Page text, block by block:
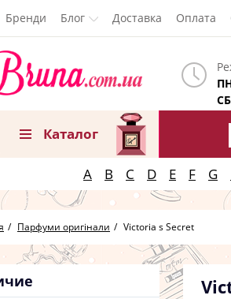
Бренди Блог Доставка Оплата
Каталог
A B C D E F G
Парфуми оригінали Victoria s Secret